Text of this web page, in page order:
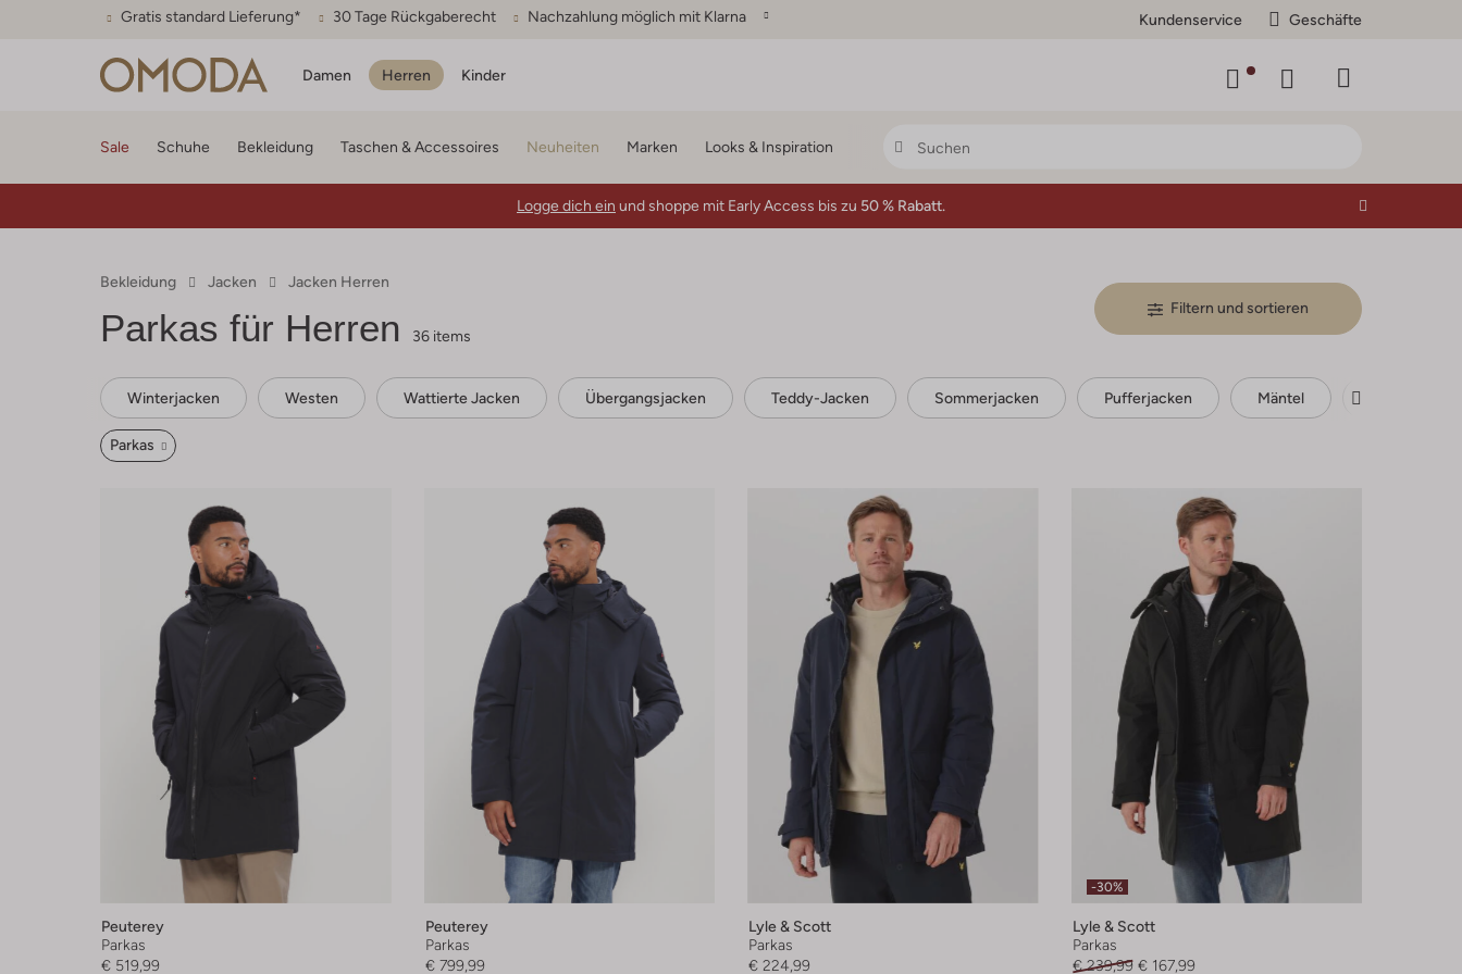
Gratis standard Lieferung* 30 Tage Rückgaberecht Nachzahlung möglich mit Klarna Kundenservice Geschäfte
Damen Herren Kinder
Sale Schuhe Bekleidung Taschen & Accessoires Neuheiten Marken Looks & Inspiration
Logge dich ein und shoppe mit Early Access bis zu 50 % Rabatt.
Bekleidung Jacken Jacken Herren
Parkas für Herren 36 items
Filtern und sortieren
Winterjacken Westen Wattierte Jacken Übergangsjacken Teddy-Jacken Sommerjacken Pufferjacken Mäntel
Parkas
Peuterey
Parkas
€ 519,99
Peuterey
Parkas
€ 799,99
Lyle & Scott
Parkas
€ 224,99
-30%
Lyle & Scott
Parkas
€ 239,99 € 167,99